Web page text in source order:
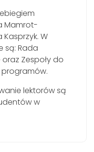
Mamrot-
W
są: Rada
Zespoły do
lektorów są
w